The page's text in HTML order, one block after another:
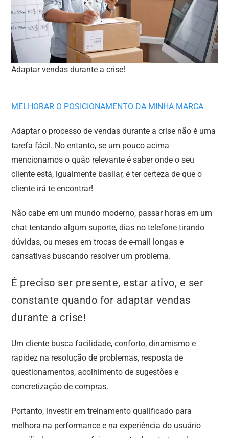
Adaptar vendas durante a crise!
MELHORAR O POSICIONAMENTO DA MINHA MARCA
Adaptar o processo de vendas durante a crise não é uma
tarefa fácil. No entanto, se um pouco acima
mencionamos o quão relevante é saber onde o seu
cliente está, igualmente basilar, é ter certeza de que o
cliente irá te encontrar!
Não cabe em um mundo moderno, passar horas em um
chat tentando algum suporte, dias no telefone tirando
dúvidas, ou meses em trocas de e-mail longas e
cansativas buscando resolver um problema.
É preciso ser presente, estar ativo, e ser
constante quando for adaptar vendas
durante a crise!
Um cliente busca facilidade, conforto, dinamismo e
rapidez na resolução de problemas, resposta de
questionamentos, acolhimento de sugestões e
concretização de compras.
Portanto, investir em treinamento qualificado para
melhora na performance e na experiência do usuário